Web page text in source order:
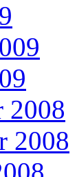
2008
2008